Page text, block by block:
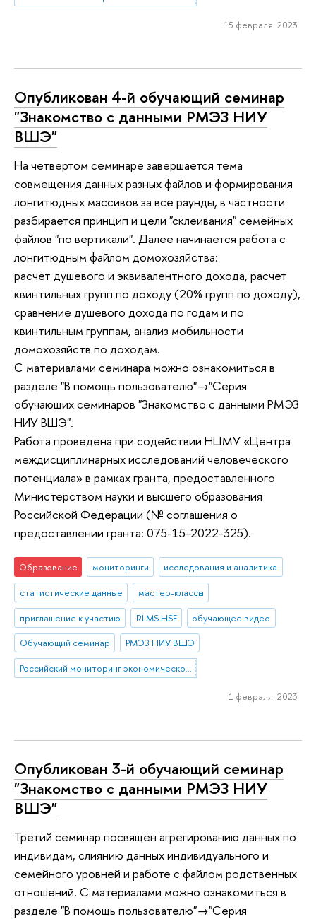
15 февраля 2023
Опубликован 4-й обучающий семинар
"Знакомство с данными РМЭЗ НИУ
ВШЭ"
На четвертом семинаре завершается тема
совмещения данных разных файлов и формирования
лонгитюдных массивов за все раунды, в частности
разбирается принцип и цели "склеивания" семейных
файлов "по вертикали". Далее начинается работа с
лонгитюдным файлом домохозяйства:
расчет душевого и эквивалентного дохода, расчет
квинтильных групп по доходу (20% групп по доходу),
сравнение душевого дохода по годам и по
квинтильным группам, анализ мобильности
домохозяйств по доходам.
С материалами семинара можно ознакомиться в
разделе "В помощь пользователю"→"Серия
обучающих семинаров "Знакомство с данными РМЭЗ
НИУ ВШЭ".
Работа проведена при содействии НЦМУ «Центра
междисциплинарных исследований человеческого
потенциала» в рамках гранта, предоставленного
Министерством науки и высшего образования
Российской Федерации (№ соглашения о
предоставлении гранта: 075-15-2022-325).
Образование мониторинги
исследования и аналитика
статистические данные
мастер-классы
приглашение к участию
RLMS HSE
обучающее видео
Обучающий семинар
РМЭЗ НИУ ВШЭ
Российский мониторинг экономического положения и здоровья населения НИУ ВШЭ
1 февраля 2023
Опубликован 3-й обучающий семинар
"Знакомство с данными РМЭЗ НИУ
ВШЭ"
Третий семинар посвящен агрегированию данных по
индивидам, слиянию данных индивидуального и
семейного уровней и работе с файлом родственных
отношений. С материалами можно ознакомиться в
разделе "В помощь пользователю"→"Серия